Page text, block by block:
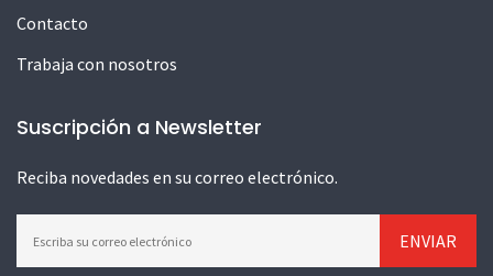
Contacto
Trabaja con nosotros
Suscripción a Newsletter
Reciba novedades en su correo electrónico.